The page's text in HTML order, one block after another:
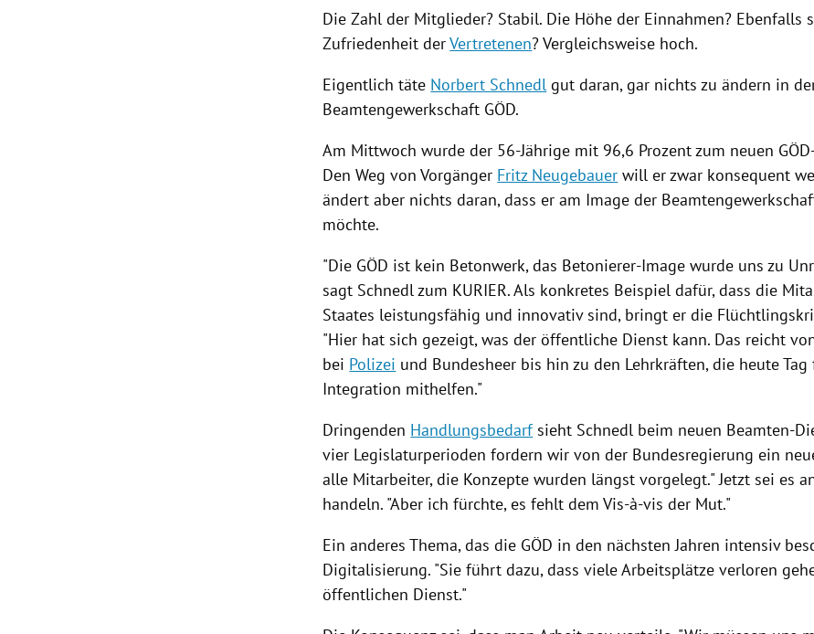
Die Zahl der Mitglieder? Stabil. Die Höhe der Einnahmen? Ebenfalls
Zufriedenheit derVertretenen? Vergleichsweise hoch.
Eigentlich täte Norbert Schnedl gut daran, gar nichts zu ändern in
Beamtengewerkschaft GÖD.
Am Mittwoch wurde der 56-Jährige mit 96,6 Prozent zum neuen
Den Weg von Vorgänger Fritz Neugebauer will er zwar konsequent
ändert aber nichts daran, dass er am Image der
möchte.
"Die GÖD ist kein Betonwerk, das Betonierer-Image wurde uns zu
sagt Schnedlzum KURIER. Als konkretes Beispiel dafür, dass die
Staates leistungsfähig und innovativ sind, bringt er die
"Hier hat sich gezeigt, was der öffentliche Dienst kann. Das reicht
bei Polizei und Bundesheer bis hin zu den Lehrkräften, die heute Tag
Integration mithelfen."
Dringenden Handlungsbedarfsieht Schnedl beim neuen Beamten-
vier Legislaturperioden fordern wir von der Bundesregierung ein
alle Mitarbeiter, die Konzepte wurden längst vorgelegt." Jetzt sei es
handeln. "Aber ich fürchte, es fehlt dem Vis-à-vis der Mut."
Ein anderes Thema, das die GÖD in den nächsten Jahren intensiv
Digitalisierung. "Sie führt dazu, dass viele Arbeitsplätze verloren
öffentlichen Dienst."